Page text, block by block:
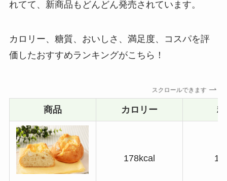
れてて、新商品もどんどん発売されています。
カロリー、糖質、おいしさ、満足度、コスパを評
価したおすすめランキングがこちら！
スクロールできます
商品 カロリー
178kcal